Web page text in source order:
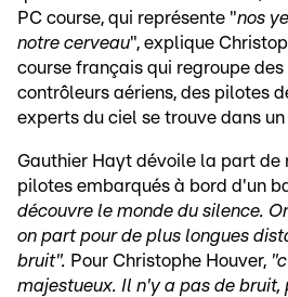
PC course, qui représente "nos
notre cerveau", explique
course français qui regroupe
contrôleurs aériens, des pilotes
experts du ciel se trouve dans
Gauthier Hayt dévoile la part de
pilotes embarqués à bord d'un
découvre le monde du silence.
on part pour de plus longues
bruit". Pour Christophe Houver,
majestueux. Il n'y a pas de bruit,